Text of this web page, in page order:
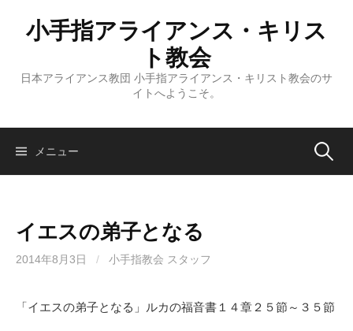
ス
小手指アライアンス・キリス
ト教会
日本アライアンス教団 小手指アライアンス・キリスト教会のサ
イトへようこそ。
メニュー 検
イエスの弟子となる
2014年8月3日 / 小手指教会 スタッフ
「イエスの弟子となる」ルカの福音書１４章２５節～３５節